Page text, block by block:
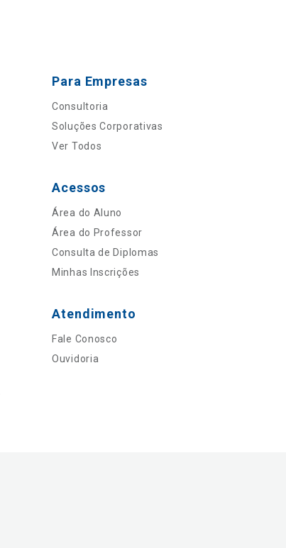
Para Empresas
Consultoria
Soluções Corporativas
Ver Todos
Acessos
Área do Aluno
Área do Professor
Consulta de Diplomas
Minhas Inscrições
Atendimento
Fale Conosco
Ouvidoria